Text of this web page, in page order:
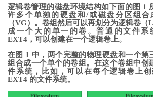
逻辑卷管理的磁盘环境结构如下面的图 1
许多个单独的硬盘和/或磁盘分区组合
（VG）。卷组然后可以再划分为逻辑卷（
成一个大的单一的卷。普通的文件系
EXT4，可以创建在一个逻辑卷上。
在图 1 中，两个完整的物理硬盘和一个第
组合成一个单个的卷组。在这个卷组中创
件系统，比如，可以在每个逻辑卷上
EXT4 的文件系统。